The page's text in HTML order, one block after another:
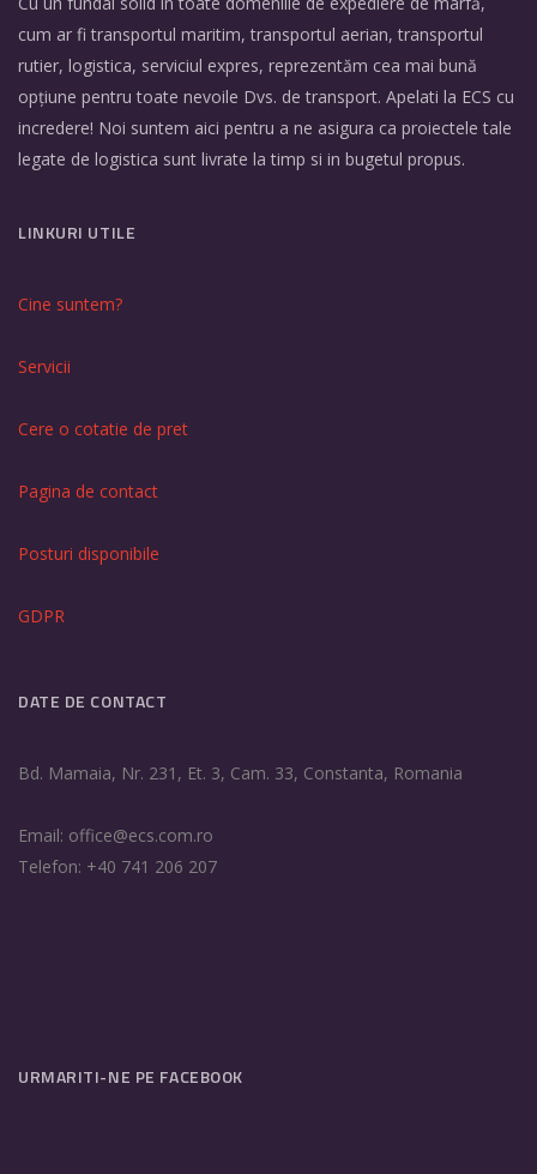
cum ar fi transportul maritim, transportul aerian, transportul
rutier, logistica, serviciul expres, reprezentăm cea mai bună
opțiune pentru toate nevoile Dvs. de transport. Apelati la ECS cu
incredere! Noi suntem aici pentru a ne asigura ca proiectele tale
legate de logistica sunt livrate la timp si in bugetul propus.
LINKURI UTILE
Cine suntem?
Servicii
Cere o cotatie de pret
Pagina de contact
Posturi disponibile
GDPR
DATE DE CONTACT
Bd. Mamaia, Nr. 231, Et. 3, Cam. 33, Constanta, Romania
Email: office@ecs.com.ro
Telefon: +40 741 206 207
URMARITI-NE PE FACEBOOK